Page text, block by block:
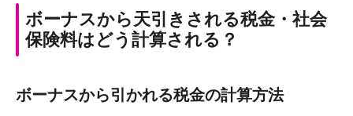
ボーナスから天引きされる税金・社会
保険料はどう計算される？
ボーナスから引かれる税金の計算方法